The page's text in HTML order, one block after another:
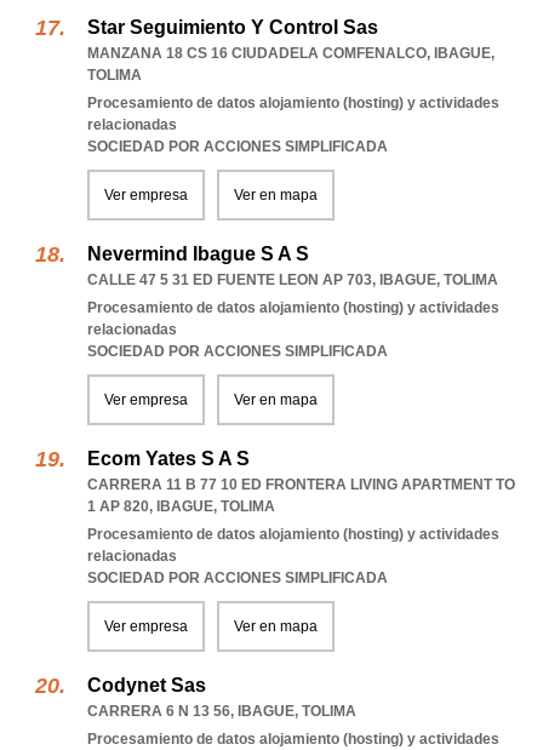
Star Seguimiento Y Control Sas
MANZANA 18 CS 16 CIUDADELA COMFENALCO, IBAGUE,
TOLIMA
Procesamiento de datos alojamiento (hosting) y actividades
relacionadas
SOCIEDAD POR ACCIONES SIMPLIFICADA
Ver empresa Ver en mapa
Nevermind Ibague S A S
CALLE 47 5 31 ED FUENTE LEON AP 703, IBAGUE, TOLIMA
Procesamiento de datos alojamiento (hosting) y actividades
relacionadas
SOCIEDAD POR ACCIONES SIMPLIFICADA
Ver empresa Ver en mapa
Ecom Yates S A S
CARRERA 11 B 77 10 ED FRONTERA LIVING APARTMENT TO
1 AP 820, IBAGUE, TOLIMA
Procesamiento de datos alojamiento (hosting) y actividades
relacionadas
SOCIEDAD POR ACCIONES SIMPLIFICADA
Ver empresa Ver en mapa
Codynet Sas
CARRERA 6 N 13 56, IBAGUE, TOLIMA
Procesamiento de datos alojamiento (hosting) y actividades